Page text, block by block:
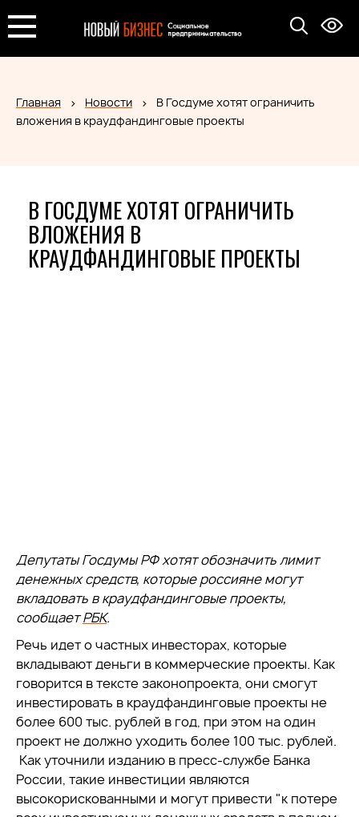
Главная Новости
В Госдуме хотят ограничить
вложения в краудфандинговые проекты
В ГОСДУМЕ ХОТЯТ ОГРАНИЧИТЬ
ВЛОЖЕНИЯ В
КРАУДФАНДИНГОВЫЕ ПРОЕКТЫ
Депутаты Госдумы РФ хотят обозначить лимит
денежных средств, которые россияне могут
вкладовать в краудфандинговые проекты,
сообщаетРБК.
Речь идет о частных инвесторах, которые
вкладывают деньги в коммерческие проекты. Как
говорится в тексте законопроекта, они смогут
инвестировать в краудфандинговые проекты не
более 600 тыс. рублей в год, при этом на один
проект не должно уходить более 100 тыс. рублей.
Как уточнили изданию в пресс-службе Банка
России, такие инвестиции являются
высокорискованными и могут привести "к потере